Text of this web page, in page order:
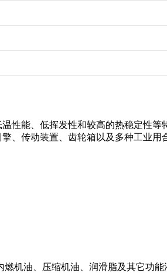
性能、低挥发性和较高的热稳定性
、传动装置、齿轮箱以及多种工业用
机油、压缩机油、润滑脂及其它功能